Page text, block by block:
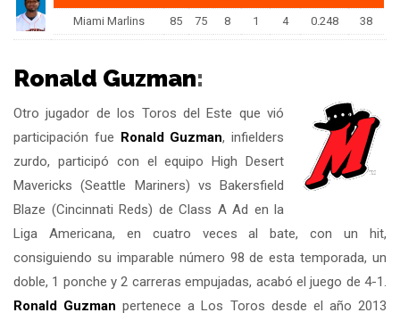
Miami Marlins
85 75 8 1 4 0.248 38
Ronald Guzman:
Otro jugador de los Toros del Este que vió
participación fue Ronald Guzman, infielders
zurdo, participó con el equipo High Desert
Mavericks (Seattle Mariners) vs Bakersfield
Blaze (Cincinnati Reds) de Class A Ad en la
Liga Americana, en cuatro veces al bate, con un hit,
consiguiendo su imparable número 98 de esta temporada, un
doble, 1 ponche y 2 carreras empujadas, acabó el juego de 4-1.
Ronald Guzman pertenece a Los Toros desde el año 2013